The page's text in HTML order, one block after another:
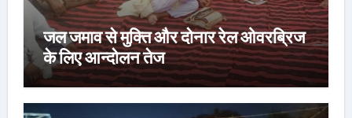
जल जमाव से मुक्ति और दोनार रेल ओवरब्रिज
के लिए आन्दोलन तेज